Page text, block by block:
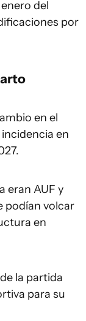
del
por
en el
en
eran AUF y
podían volcar
en
la partida
para su